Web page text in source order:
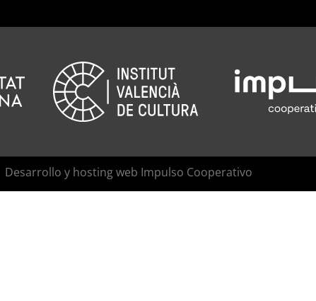
Desarrollo y hosting web Impulso Cooperativo